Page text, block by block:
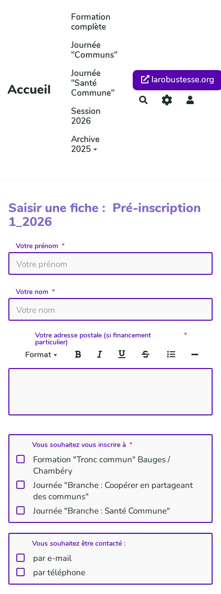
Aller au contenu principal
Accueil
Formation
complète
Journée
"Communs"
Journée
"Santé
Commune"
Session
2026
Archive
2025
larobustesse.org
Rechercher
Saisir une fiche : Pré-inscription
1_2026
Votre prénom
Votre nom
Votre adresse postale (si financement
particulier)
Format
Vous souhaitez vous inscrire à
Formation "Tronc commun" Bauges /
Chambéry
Journée "Branche : Coopérer en partageant
des communs"
Journée "Branche : Santé Commune"
Vous souhaitez être contacté :
par e-mail
par téléphone